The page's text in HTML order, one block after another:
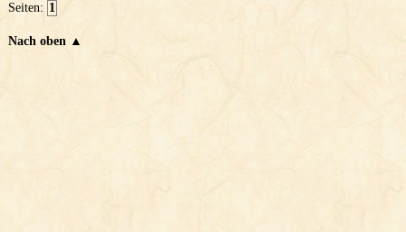
Seiten: 1
Nach oben ▲